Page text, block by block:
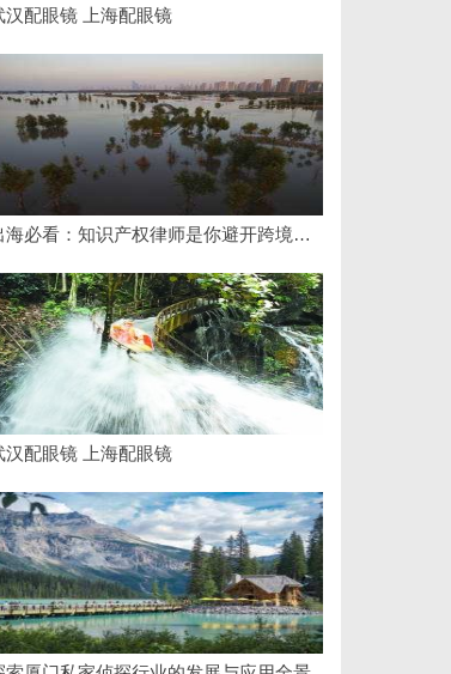
汉配眼镜 上海配眼镜
出海必看：知识产权律师是你避开跨境雷区的安全垫
汉配眼镜 上海配眼镜